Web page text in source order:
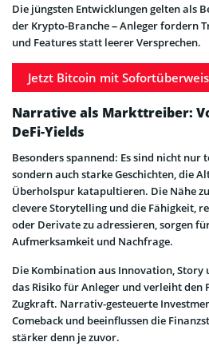
Die jüngsten Entwicklungen gelten als
der Krypto-Branche – Anleger fordern
und Features statt leerer Versprechen.
Jetzt Bitcoin mit
Narrative als Markttreiber:
DeFi-Yields
Besonders spannend: Es sind nicht nur
sondern auch starke Geschichten, die
Überholspur katapultieren. Die Nähe
clevere Storytelling und die Fähigkeit,
oder Derivate zu adressieren, sorgen
Aufmerksamkeit und Nachfrage.
Die Kombination aus Innovation,
das Risiko für Anleger und verleiht den
Zugkraft. Narrativ-gesteuerte
Comeback und beeinflussen die
stärker denn je zuvor.